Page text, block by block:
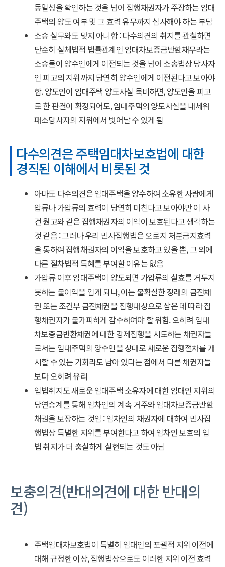
동일성을 확인하는 것을 넘어 집행채권자가 주장하는 임대
주택의 양도 여부 및 그 효력 유무까지 심사해야 하는 부담
소송 실무와도 맞지 아니함 : 다수의견의 취지를 관철하면
단순히 실체법적 법률관계인 임대차보증금반환채무라는
소송물이 양수인에게 이전되는 것을 넘어 소송법상 당사자
인 피고의 지위까지 당연히 양수인에게 이전된다고 보아야
함. 양도인이 임대주택 양도사실 묵비하면, 양도인을 피고
로 한 판결이 확정되어도, 임대주택의 양도사실을 내세워
패소당사자의 지위에서 벗어날 수 있게 됨
다수의견은 주택임대차보호법에 대한
경직된 이해에서 비롯된 것
아마도 다수의견은 임대주택을 양수하여 소유한 사람에게
압류나 가압류의 효력이 당연히 미친다고 보아야만 이 사
건 원고와 같은 집행채권자의 이익이 보호된다고 생각하는
것 같음 : 그러나 우리 민사집행법은 오로지 처분금지효력
을 통하여 집행채권자의 이익을 보호하고 있을 뿐, 그 외에
다른 절차법적 특혜를 부여할 이유는 없음
가압류 이후 임대주택이 양도되면 가압류의 실효를 거두지
못하는 불이익을 입게 되나, 이는 불확실한 장래의 금전채
권 또는 조건부 금전채권을 집행대상으로 삼은 데 따라 집
행채권자가 불가피하게 감수하여야 할 위험. 오히려 임대
차보증금반환채권에 대한 강제집행을 시도하는 채권자들
로서는 임대주택의 양수인을 상대로 새로운 집행절차를 개
시할 수 있는 기회라도 남아 있다는 점에서 다른 채권자들
보다 오히려 유리
입법취지도 새로운 임대주택 소유자에 대한 임대인 지위의
당연승계를 통해 임차인의 계속 거주와 임대차보증금반환
채권을 보장하는 것임 : 임차인의 채권자에 대하여 민사집
행법상 특별한 지위를 부여한다고 하여 임차인 보호의 입
법 취지가 더 충실하게 실현되는 것도 아님
보충의견(반대의견에 대한 반대의
견)
주택임대차보호법이 특별히 임대인의 포괄적 지위 이전에
대해 규정한 이상, 집행법상으로도 이러한 지위 이전 효력